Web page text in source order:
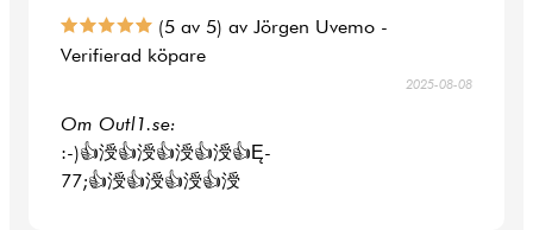
(5 av 5) av Jörgen Uvemo -
Verifierad köpare
2025-08-08
Om Outl1.se:
:-)👍涭👍涭👍涭👍涭👍Ę-
77;👍涭👍涭👍涭👍涭